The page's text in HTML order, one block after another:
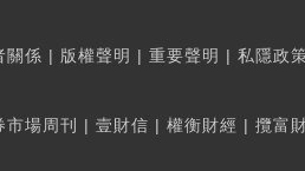
關係 | 版權聲明 | 重要聲明 | 私隱政
市場周刊 | 壹財信 | 權衡財經 | 攬富